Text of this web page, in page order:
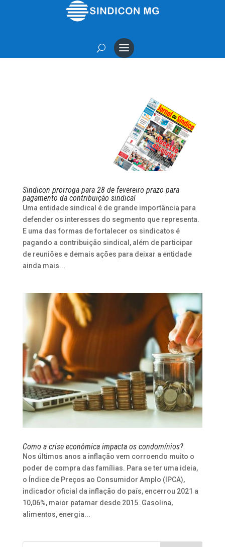
Sindicon prorroga para 28 de fevereiro prazo para
pagamento da contribuição sindical
Uma entidade sindical é de grande importância para
defender os interesses do segmento que representa.
E uma das formas de fortalecer os sindicatos é
pagando a contribuição sindical, além de participar
de reuniões e demais ações para deixar a entidade
ainda mais...
Como a crise econômica impacta os condomínios?
Nos últimos anos a inflação vem corroendo muito o
poder de compra das famílias. Para se ter uma ideia,
o Índice de Preços ao Consumidor Amplo (IPCA),
indicador oficial da inflação do país, encerrou 2021 a
10,06%, maior patamar desde 2015. Gasolina,
alimentos, energia...